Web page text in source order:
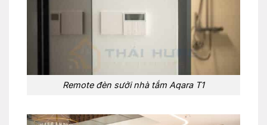
Remote đèn sưởi nhà tắm Aqara T1